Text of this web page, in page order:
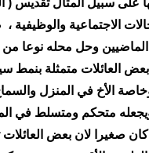
على سبيل المثال تقديس (
الاجتماعية والوظيفية
وحل محله نوعا من
العائلات متمثلة بنمط
الأخ في المنزل
ويجعله متحكم ومتسلط في
كان صغيرا لان بعض